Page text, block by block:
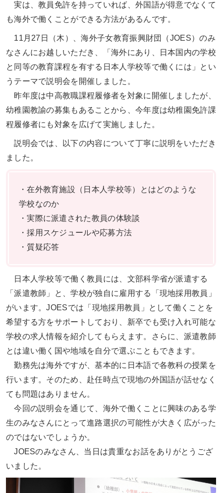
実は、教員免許を持っていれば、外国語が得意でなくて
も海外で働くことができる方法があるんです。
11月27日（木）、海外子女教育振興財団（JOES）のみ
なさんにお越しいただき、「海外にあり、日本国内の学校
と同等の教育課程を有する日本人学校等で働くには」とい
うテーマで説明会を開催しました。
昨年度は中高教職課程履修者を対象に開催しましたが、
幼稚園教諭の募集もあることから、今年度は幼稚園免許課
程履修者にも対象を広げて実施しました。
説明会では、以下の内容について丁寧に説明をいただき
ました。
・在外教育施設（日本人学校等）とはどのような
学校なのか
・実際に派遣された教員の体験談
・採用スケジュールや応募方法
・質疑応答
日本人学校等で働く教員には、文部科学省が派遣する
「派遣教師」と、学校が独自に雇用する「現地採用教員」
がいます。JOESでは「現地採用教員」として働くことを
希望する方をサポートしており、新卒でも受け入れ可能な
学校の求人情報を紹介してもらえます。さらに、派遣教師
とは違い働く国や地域を自分で選ぶこともできます。
勤務先は海外ですが、基本的に日本語で各教科の授業を
行います。そのため、赴任時点で現地の外国語が話せなく
ても問題はありません。
今回の説明会を通じて、海外で働くことに興味のある学
生のみなさんにとって進路選択の可能性が大きく広がった
のではないでしょうか。
JOESのみなさん、当日は貴重なお話をありがとうござ
いました。